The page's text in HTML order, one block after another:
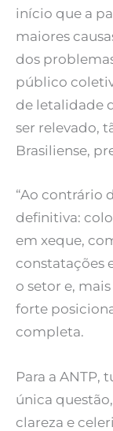
início que a
maiores
dos
público
de letalidade
ser relevado,
Brasiliense,
“Ao contrário
definitiva:
em xeque,
constatações
o setor e,
forte
completa.
Para a ANTP,
única
clareza e